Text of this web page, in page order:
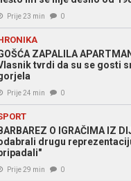
Prije 23 min 0
ZAPALILA
tvrdi da su se gosti
Prije 24 min 0
O IGRAČIMA IZ
drugu
Prije 29 min 0